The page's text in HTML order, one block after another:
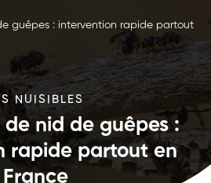
guêpes : intervention rapide partout
NUISIBLES
nid de guêpes :
rapide partout en
France